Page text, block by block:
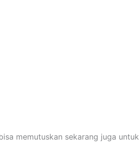
memutuskan sekarang juga untuk